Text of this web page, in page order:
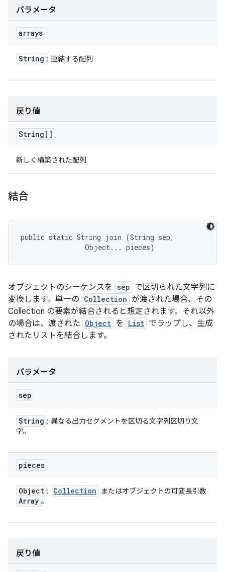
パラメータ
arrays
String : 連結する配列
戻り値
String[]
新しく構築された配列
結合
public static String join (String sep,
                Object... pieces)
オブジェクトのシーケンスを sep で区切られた文字列に
変換します。単一の Collection が渡された場合、その
Collection の要素が結合されると想定されます。それ以外
の場合は、渡された Object を List でラップし、生成
されたリストを結合します。
パラメータ
sep
String : 異なる出力セグメントを区切る文字列区切り文
字。
pieces
Object : Collection またはオブジェクトの可変長引数
Array 。
戻り値